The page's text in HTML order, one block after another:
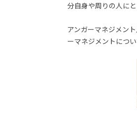
分自身や周りの人に
アンガーマネジメン
ーマネジメントにつ